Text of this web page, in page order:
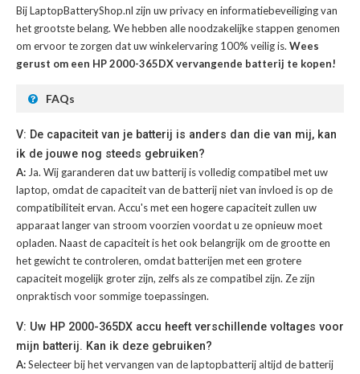
Bij LaptopBatteryShop.nl zijn uw privacy en informatiebeveiliging van
het grootste belang. We hebben alle noodzakelijke stappen genomen
om ervoor te zorgen dat uw winkelervaring 100% veilig is. Wees
gerust om een HP 2000-365DX vervangende batterij te kopen!
FAQs
V: De capaciteit van je batterij is anders dan die van mij, kan
ik de jouwe nog steeds gebruiken?
A: Ja. Wij garanderen dat uw batterij is volledig compatibel met uw
laptop, omdat de capaciteit van de batterij niet van invloed is op de
compatibiliteit ervan. Accu's met een hogere capaciteit zullen uw
apparaat langer van stroom voorzien voordat u ze opnieuw moet
opladen. Naast de capaciteit is het ook belangrijk om de grootte en
het gewicht te controleren, omdat batterijen met een grotere
capaciteit mogelijk groter zijn, zelfs als ze compatibel zijn. Ze zijn
onpraktisch voor sommige toepassingen.
V: Uw HP 2000-365DX accu heeft verschillende voltages voor
mijn batterij. Kan ik deze gebruiken?
A:Selecteer bij het vervangen van de laptopbatterij altijd de batterij